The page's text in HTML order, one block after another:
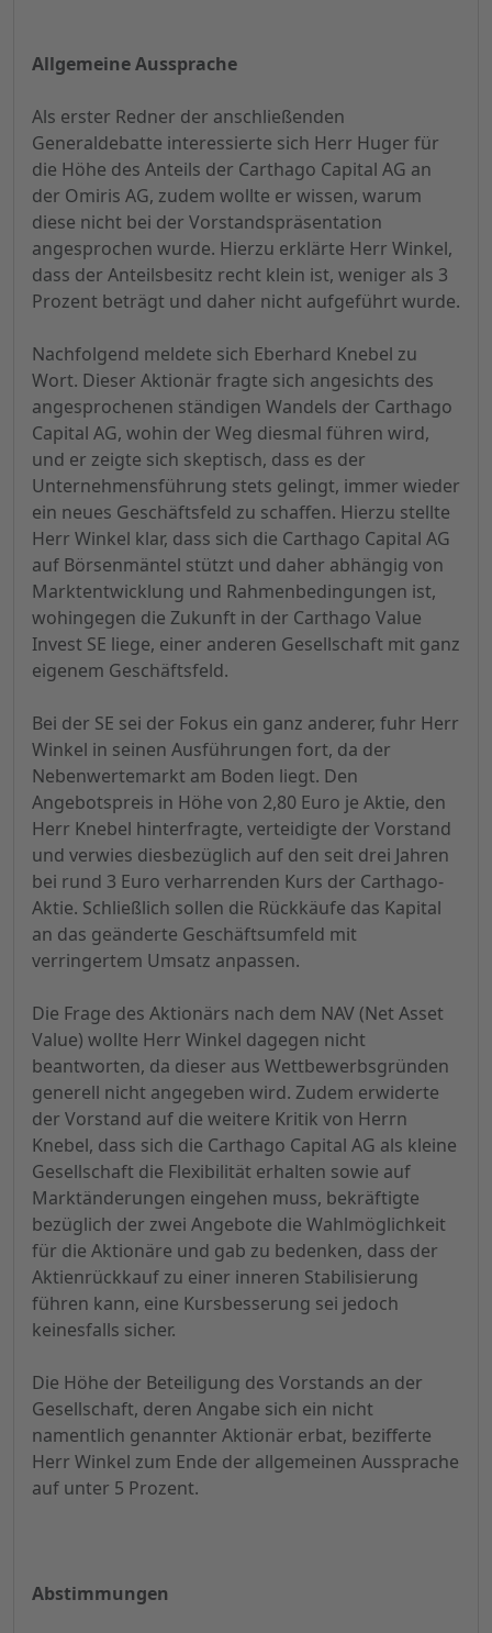
Allgemeine Aussprache
Als erster Redner der anschließenden
Generaldebatte interessierte sich Herr Huger für
die Höhe des Anteils der Carthago Capital AG an
der Omiris AG, zudem wollte er wissen, warum
diese nicht bei der Vorstandspräsentation
angesprochen wurde. Hierzu erklärte Herr Winkel,
dass der Anteilsbesitz recht klein ist, weniger als 3
Prozent beträgt und daher nicht aufgeführt wurde.
Nachfolgend meldete sich Eberhard Knebel zu
Wort. Dieser Aktionär fragte sich angesichts des
angesprochenen ständigen Wandels der Carthago
Capital AG, wohin der Weg diesmal führen wird,
und er zeigte sich skeptisch, dass es der
Unternehmensführung stets gelingt, immer wieder
ein neues Geschäftsfeld zu schaffen. Hierzu stellte
Herr Winkel klar, dass sich die Carthago Capital AG
auf Börsenmäntel stützt und daher abhängig von
Marktentwicklung und Rahmenbedingungen ist,
wohingegen die Zukunft in der Carthago Value
Invest SE liege, einer anderen Gesellschaft mit ganz
eigenem Geschäftsfeld.
Bei der SE sei der Fokus ein ganz anderer, fuhr Herr
Winkel in seinen Ausführungen fort, da der
Nebenwertemarkt am Boden liegt. Den
Angebotspreis in Höhe von 2,80 Euro je Aktie, den
Herr Knebel hinterfragte, verteidigte der Vorstand
und verwies diesbezüglich auf den seit drei Jahren
bei rund 3 Euro verharrenden Kurs der Carthago-
Aktie. Schließlich sollen die Rückkäufe das Kapital
an das geänderte Geschäftsumfeld mit
verringertem Umsatz anpassen.
Die Frage des Aktionärs nach dem NAV (Net Asset
Value) wollte Herr Winkel dagegen nicht
beantworten, da dieser aus Wettbewerbsgründen
generell nicht angegeben wird. Zudem erwiderte
der Vorstand auf die weitere Kritik von Herrn
Knebel, dass sich die Carthago Capital AG als kleine
Gesellschaft die Flexibilität erhalten sowie auf
Marktänderungen eingehen muss, bekräftigte
bezüglich der zwei Angebote die Wahlmöglichkeit
für die Aktionäre und gab zu bedenken, dass der
Aktienrückkauf zu einer inneren Stabilisierung
führen kann, eine Kursbesserung sei jedoch
keinesfalls sicher.
Die Höhe der Beteiligung des Vorstands an der
Gesellschaft, deren Angabe sich ein nicht
namentlich genannter Aktionär erbat, bezifferte
Herr Winkel zum Ende der allgemeinen Aussprache
auf unter 5 Prozent.
Abstimmungen